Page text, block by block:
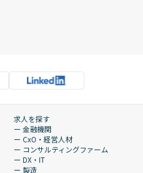
求人を探す
ー 金融機関
ー CxO・経営人材
ー コンサルティングファーム
ー DX・IT
ー 製造